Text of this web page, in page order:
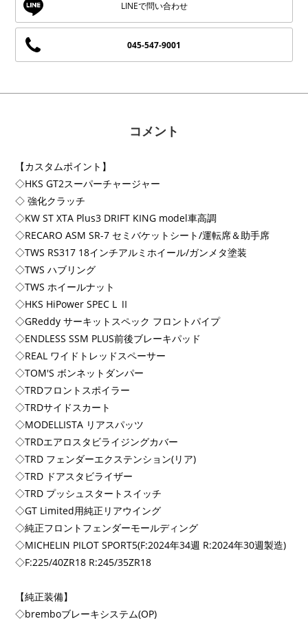
045-547-9001
コメント
【カスタムポイント】
◇HKS GT2スーパーチャージャー
◇ 強化クラッチ
◇KW ST XTA Plus3 DRIFT KING model車高調
◇RECARO ASM SR-7 セミバケットシート/運転席＆助手席
◇TWS RS317 18インチアルミホイール/ガンメタ塗装
◇TWS ハブリング
◇TWS ホイールナット
◇HKS HiPower SPEC L Ⅱ
◇GReddy サーキットスペック フロントパイプ
◇ENDLESS SSM PLUS前後ブレーキパッド
◇REAL ワイドトレッドスペーサー
◇TOM'S ボンネットダンパー
◇TRDフロントスポイラー
◇TRDサイドスカート
◇MODELLISTA リアスパッツ
◇TRDエアロスタビライジングカバー
◇TRD フェンダーエクステンション(リア)
◇TRD ドアスタビライザー
◇TRD プッシュスタートスイッチ
◇GT Limited用純正リアウイング
◇純正フロントフェンダーモールディング
◇MICHELIN PILOT SPORT5(F:2024年34週 R:2024年30週製造)
◇F:225/40ZR18 R:245/35ZR18
【純正装備】
◇bremboブレーキシステム(OP)